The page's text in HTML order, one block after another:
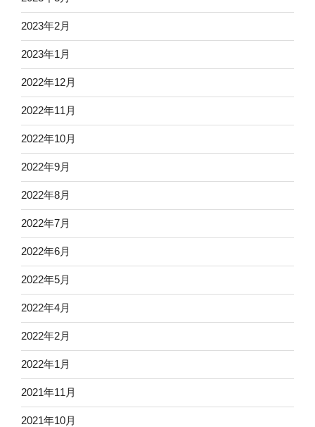
2023年2月
2023年1月
2022年12月
2022年11月
2022年10月
2022年9月
2022年8月
2022年7月
2022年6月
2022年5月
2022年4月
2022年2月
2022年1月
2021年11月
2021年10月